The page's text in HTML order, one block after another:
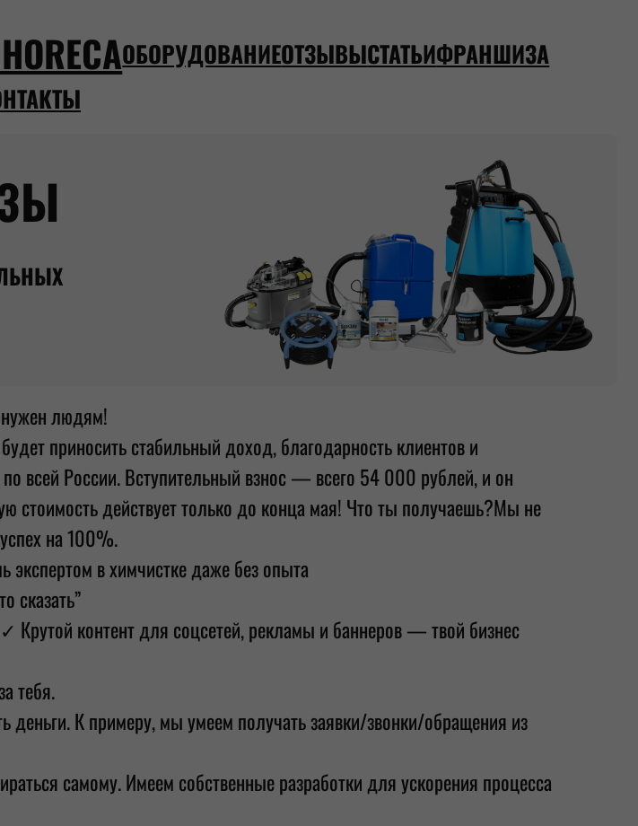
ОБОРУДОВАНИЕОТЗЫВЫСТАТЬИФРАНШИЗА
нужен людям!
приносить стабильный доход, благодарность клиентов и
всей России. Вступительный взнос — всего 54 000 рублей, и он
действует только до конца мая! Что ты получаешь?Мы не
на 100%.
в химчистке даже без опыта
сказать”
контент для соцсетей, рекламы и баннеров — твой бизнес
тебя.
деньги. К примеру, мы умеем получать заявки/звонки/обращения из
самому. Имеем собственные разработки для ускорения процесса